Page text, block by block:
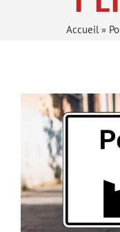
Accueil »